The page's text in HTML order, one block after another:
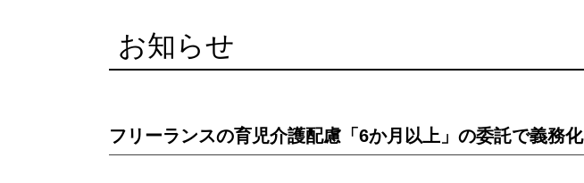
お知らせ
フリーランスの育児介護配慮「6か月以上」の委託で義務化